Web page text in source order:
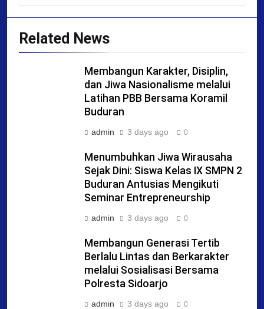
Related News
Membangun Karakter, Disiplin,
dan Jiwa Nasionalisme melalui
Latihan PBB Bersama Koramil
Buduran
admin 3 days ago 0
Menumbuhkan Jiwa Wirausaha
Sejak Dini: Siswa Kelas IX SMPN 2
Buduran Antusias Mengikuti
Seminar Entrepreneurship
admin 3 days ago 0
Membangun Generasi Tertib
Berlalu Lintas dan Berkarakter
melalui Sosialisasi Bersama
Polresta Sidoarjo
admin 3 days ago 0